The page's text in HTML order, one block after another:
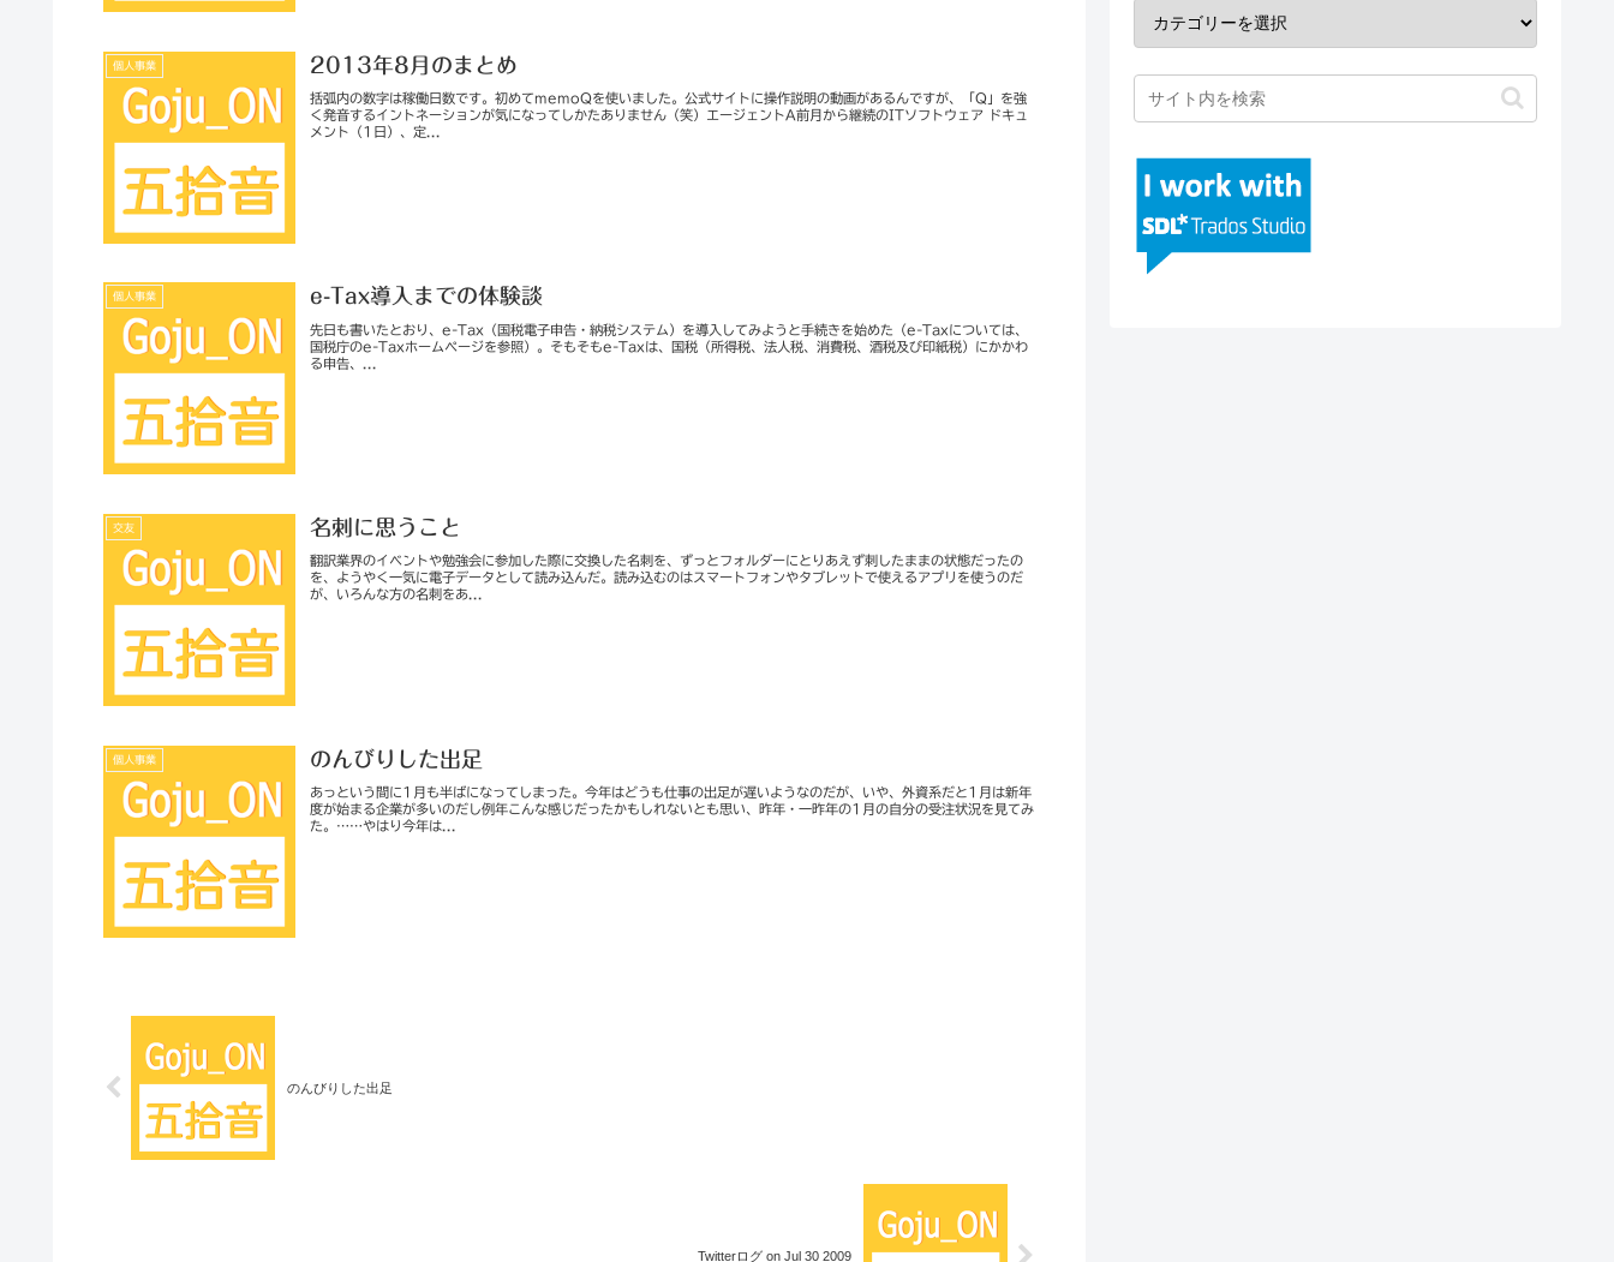
個人事業 2013年8月のまとめ
括弧内の数字は稼働日数です。初めてmemoQを使いました。公式サイトに操作説明の動画があるんですが、「Q」を強
く発音するイントネーションが気になってしかたありません（笑）エージェントA前月から継続のITソフトウェア ドキュ
メント（1日）、定...
個人事業 e-Tax導入までの体験談
先日も書いたとおり、e-Tax（国税電子申告・納税システム）を導入してみようと手続きを始めた（e-Taxについては、
国税庁のe-Taxホームページを参照）。そもそもe-Taxは、国税（所得税、法人税、消費税、酒税及び印紙税）にかかわ
る申告、...
交友 名刺に思うこと
翻訳業界のイベントや勉強会に参加した際に交換した名刺を、ずっとフォルダーにとりあえず刺したままの状態だったの
を、ようやく一気に電子データとして読み込んだ。読み込むのはスマートフォンやタブレットで使えるアプリを使うのだ
が、いろんな方の名刺をあ...
個人事業 のんびりした出足
あっという間に1月も半ばになってしまった。今年はどうも仕事の出足が遅いようなのだが、いや、外資系だと1月は新年
度が始まる企業が多いのだし例年こんな感じだったかもしれないとも思い、昨年・一昨年の1月の自分の受注状況を見てみ
た。……やはり今年は...
のんびりした出足
Twitterログ on Jul 30 2009